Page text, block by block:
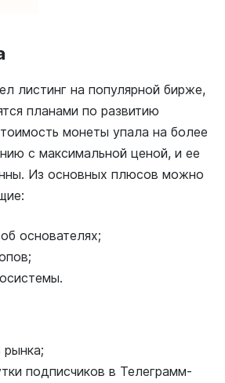
листинг на популярной бирже,
планами по развитию
монеты упала на более
с максимальной ценой, и ее
Из основных плюсов можно
основателях;
рынка;
подписчиков в Телеграмм-